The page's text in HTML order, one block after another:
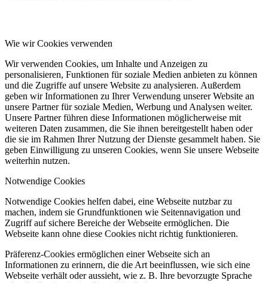
Wie wir Cookies verwenden
Wir verwenden Cookies, um Inhalte und Anzeigen zu
personalisieren, Funktionen für soziale Medien anbieten zu können
und die Zugriffe auf unsere Website zu analysieren. Außerdem
geben wir Informationen zu Ihrer Verwendung unserer Website an
unsere Partner für soziale Medien, Werbung und Analysen weiter.
Unsere Partner führen diese Informationen möglicherweise mit
weiteren Daten zusammen, die Sie ihnen bereitgestellt haben oder
die sie im Rahmen Ihrer Nutzung der Dienste gesammelt haben. Sie
geben Einwilligung zu unseren Cookies, wenn Sie unsere Webseite
weiterhin nutzen.
Notwendige Cookies
Notwendige Cookies helfen dabei, eine Webseite nutzbar zu
machen, indem sie Grundfunktionen wie Seitennavigation und
Zugriff auf sichere Bereiche der Webseite ermöglichen. Die
Webseite kann ohne diese Cookies nicht richtig funktionieren.
Präferenz-Cookies ermöglichen einer Webseite sich an
Informationen zu erinnern, die die Art beeinflussen, wie sich eine
Webseite verhält oder aussieht, wie z. B. Ihre bevorzugte Sprache